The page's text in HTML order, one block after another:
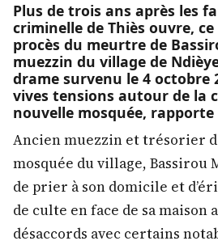
Plus de trois ans après les
criminelle de Thiès ouvre,
procès du meurtre de
muezzin du village de
drame survenu le 4 octobre
vives tensions autour de la
nouvelle mosquée, rapporte
Ancien muezzin et trésorier
mosquée du village, Bassirou
de prier à son domicile et
de culte en face de sa maison
désaccords avec certains